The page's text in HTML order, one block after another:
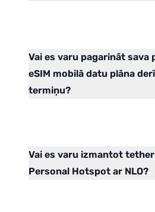
Vai es varu pagarināt sava
eSIM mobilā datu plāna
termiņu?
Vai es varu izmantot
Personal Hotspot ar NLO?